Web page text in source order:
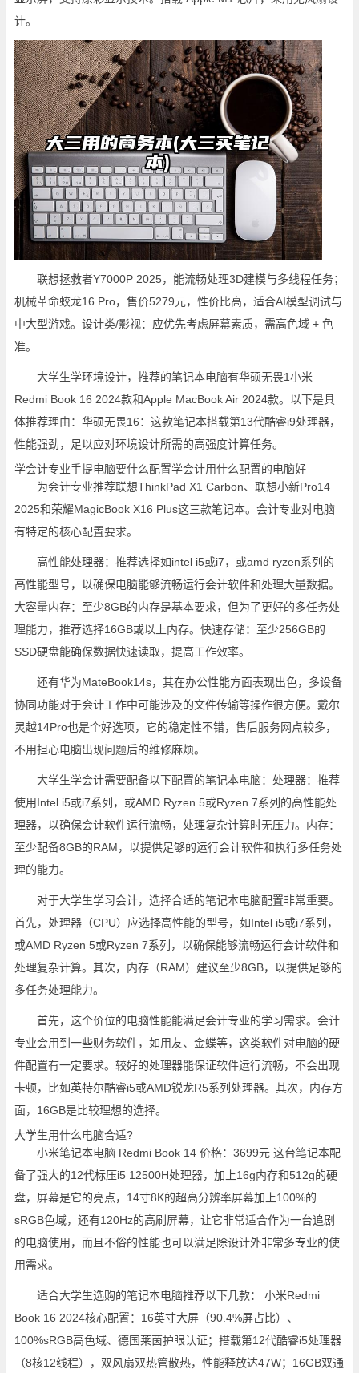
计。
联想拯救者Y7000P 2025，能流畅处理3D建模与多线程任务；
机械革命蛟龙16 Pro，售价5279元，性价比高，适合AI模型调试与
中大型游戏。设计类/影视：应优先考虑屏幕素质，需高色域 + 色
准。
大学生学环境设计，推荐的笔记本电脑有华硕无畏1小米
Redmi Book 16 2024款和Apple MacBook Air 2024款。以下是具
体推荐理由：华硕无畏16：这款笔记本搭载第13代酷睿i9处理器，
性能强劲，足以应对环境设计所需的高强度计算任务。
学会计专业手提电脑要什么配置学会计用什么配置的电脑好
为会计专业推荐联想ThinkPad X1 Carbon、联想小新Pro14
2025和荣耀MagicBook X16 Plus这三款笔记本。会计专业对电脑
有特定的核心配置要求。
高性能处理器：推荐选择如intel i5或i7，或amd ryzen系列的
高性能型号，以确保电脑能够流畅运行会计软件和处理大量数据。
大容量内存：至少8GB的内存是基本要求，但为了更好的多任务处
理能力，推荐选择16GB或以上内存。快速存储：至少256GB的
SSD硬盘能确保数据快速读取，提高工作效率。
还有华为MateBook14s，其在办公性能方面表现出色，多设备
协同功能对于会计工作中可能涉及的文件传输等操作很方便。戴尔
灵越14Pro也是个好选项，它的稳定性不错，售后服务网点较多，
不用担心电脑出现问题后的维修麻烦。
大学生学会计需要配备以下配置的笔记本电脑：处理器：推荐
使用Intel i5或i7系列，或AMD Ryzen 5或Ryzen 7系列的高性能处
理器，以确保会计软件运行流畅，处理复杂计算时无压力。内存：
至少配备8GB的RAM，以提供足够的运行会计软件和执行多任务处
理的能力。
对于大学生学习会计，选择合适的笔记本电脑配置非常重要。
首先，处理器（CPU）应选择高性能的型号，如Intel i5或i7系列，
或AMD Ryzen 5或Ryzen 7系列，以确保能够流畅运行会计软件和
处理复杂计算。其次，内存（RAM）建议至少8GB，以提供足够的
多任务处理能力。
首先，这个价位的电脑性能能满足会计专业的学习需求。会计
专业会用到一些财务软件，如用友、金蝶等，这类软件对电脑的硬
件配置有一定要求。较好的处理器能保证软件运行流畅，不会出现
卡顿，比如英特尔酷睿i5或AMD锐龙R5系列处理器。其次，内存方
面，16GB是比较理想的选择。
大学生用什么电脑合适?
小米笔记本电脑 Redmi Book 14 价格：3699元 这台笔记本配
备了强大的12代标压i5 12500H处理器，加上16g内存和512g的硬
盘，屏幕是它的亮点，14寸8K的超高分辨率屏幕加上100%的
sRGB色域，还有120Hz的高刷屏幕，让它非常适合作为一台追剧
的电脑使用，而且不俗的性能也可以满足除设计外非常多专业的使
用需求。
适合大学生选购的笔记本电脑推荐以下几款： 小米Redmi
Book 16 2024核心配置：16英寸大屏（90.4%屏占比）、
100%sRGB高色域、德国莱茵护眼认证；搭载第12代酷睿i5处理器
（8核12线程），双风扇双热管散热，性能释放达47W；16GB双通